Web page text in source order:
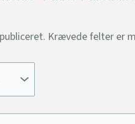
Krævede felter er